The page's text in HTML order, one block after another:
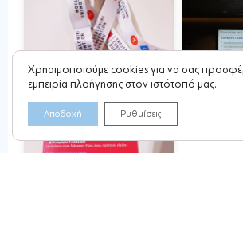
Χρησιμοποιούμε cookies για να σας
εμπειρία πλοήγησης στον ιστότοπό μας.
Αποδοχή Ρυθμίσεις